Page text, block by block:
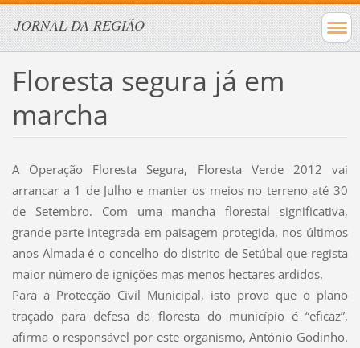
JORNAL DA REGIÃO
Floresta segura já em
marcha
A Operação Floresta Segura, Floresta Verde 2012 vai
arrancar a 1 de Julho e manter os meios no terreno até 30
de Setembro. Com uma mancha florestal significativa,
grande parte integrada em paisagem protegida, nos últimos
anos Almada é o concelho do distrito de Setúbal que regista
maior número de ignições mas menos hectares ardidos.
Para a Protecção Civil Municipal, isto prova que o plano
traçado para defesa da floresta do município é “eficaz”,
afirma o responsável por este organismo, António Godinho.